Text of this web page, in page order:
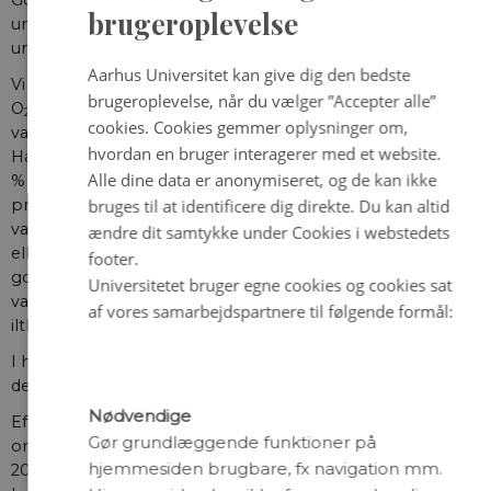
undersøgte, hvor mange af deres æg, som klækkede
under forskellige iltforhold.
Vi fandt, at hundestejlen stak af allerede ved omkring 40 %
O2
, men at mængden af goplernes æg, som klækkede,
var upåvirket helt ned til 1 mg O2per liter (10 %).
Havområder med en iltkoncentration på mellem 15 og 40
% O
vil derfor, hovedsageligt rumme gopler, som uden
problemer kan æde og reproducere sig. Deres føde,
vandlopperne, vil stadig være til stede, da de først flygter
eller dør ved endnu lavere iltkoncentrationer. Oveni at
goplen nu ikke skal konkurrere med fiskene, bliver
vandlopperne også sløvere og lettere at fange ved de lave
iltkoncentrationer.
I havområder med iltsvind lader goplen altså til at være
den store vinder.
Efteråret 2023 bød på omfattende iltsvind i Danmark. Et
område på næsten 6.000 km2havde iltniveauer mellem
20 og 40 % O 2. Til sammenligning er Sjællands areal 7.000
brugeroplevelse
Aarhus Universitet kan give dig den bedste
brugeroplevelse, når du vælger ”Accepter alle”
cookies. Cookies gemmer oplysninger om,
hvordan en bruger interagerer med et website.
Alle dine data er anonymiseret, og de kan ikke
bruges til at identificere dig direkte. Du kan altid
ændre dit samtykke under Cookies i webstedets
footer.
Universitetet bruger egne cookies og cookies sat
af vores samarbejdspartnere til følgende formål:
Nødvendige
Gør grundlæggende funktioner på
hjemmesiden brugbare, fx navigation mm.